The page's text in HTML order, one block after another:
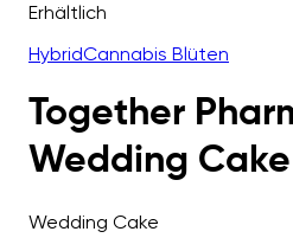
Erhältlich
HybridCannabis Blüten
Together
Wedding Cake
Wedding Cake